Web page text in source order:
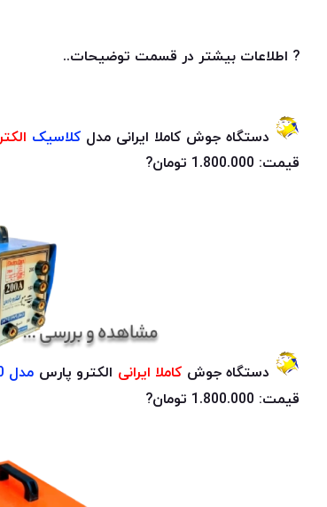
? اطلاعات بیشتر در قسمت توضیحات..
دستگاه جوش کاملا ایرانی مدل کلاسیک
قیمت: 1.800.000 تومان?
دستگاه جوش کاملا ایرانی الکترو پارس مدل ST200
قیمت: 1.800.000 تومان?